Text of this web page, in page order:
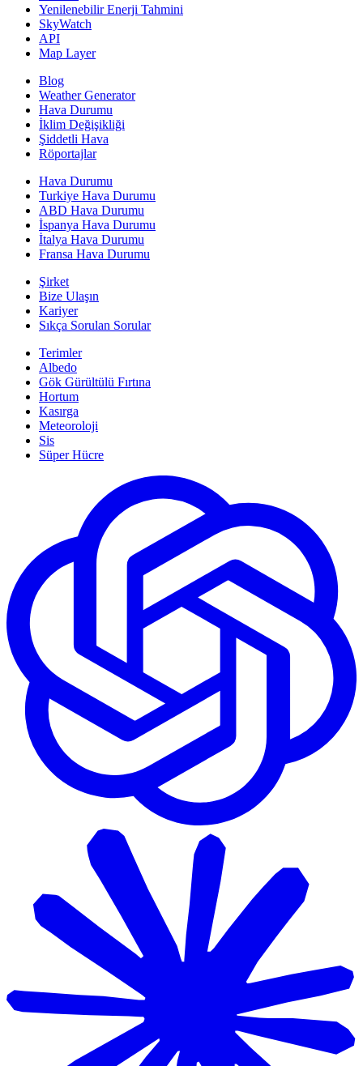
Yenilenebilir Enerji Tahmini
SkyWatch
API
Map Layer
Blog
Weather Generator
Hava Durumu
İklim Değişikliği
Şiddetli Hava
Röportajlar
Hava Durumu
Turkiye Hava Durumu
ABD Hava Durumu
İspanya Hava Durumu
İtalya Hava Durumu
Fransa Hava Durumu
Şirket
Bize Ulaşın
Kariyer
Sıkça Sorulan Sorular
Terimler
Albedo
Gök Gürültülü Fırtına
Hortum
Kasırga
Meteoroloji
Sis
Süper Hücre